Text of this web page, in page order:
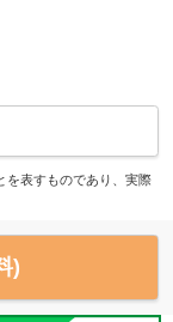
を表すものであり、実際
)